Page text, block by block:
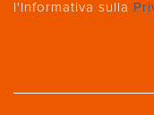
l'Informativa sulla